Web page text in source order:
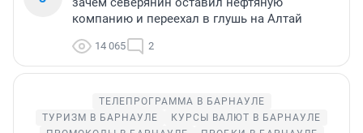
компанию и переехал в глушь на Алтай
14 065 2
ТЕЛЕПРОГРАММА В БАРНАУЛЕ
ТУРИЗМ В БАРНАУЛЕ
КУРСЫ ВАЛЮТ В БАРНАУЛЕ